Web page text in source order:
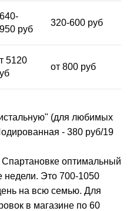
руб
320-600 руб
5120
от 800 руб
(для любимых
- 380 руб/19
Спартановке оптимальный
недели. Это 700-1050
на всю семью. Для
в магазине по 60